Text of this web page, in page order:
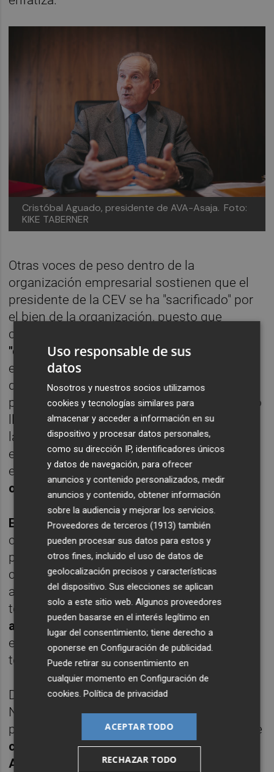
Cristóbal Aguado, presidente de AVA-Asaja. Foto:
KIKE TABERNER
Otras voces de peso dentro de la
organización empresarial sostienen que el
presidente de la CEV se ha "sacrificado" por
el bien de la organización, puesto que
consideran que Navarro
"casi toda seguridad"las próximas
elecciones, lo que podría haber
desencadenado en nuevas disputas
provinciales y sectoriales. De hecho, Navarro
llegó a admitir durante la rueda de prensa en
la que anunció su decisión que su intención
es "no replicar" la polarización que hay en la
esfera política."No quiero que peligre la
organización", llegó a decir.
Eva Blasco, presidenta de CEV Valencia,
considera que Navarro ha sido fiel al
propósito que ha tenido desde el principio
con la creación de la CEV como patronal
autonómica: trabajar en la cohesión
territorial y empresarial. "Ha demostrado
altura de miras
, ha visto que el trabajo de
estos ocho años podía irse al traste y ha
tomado la decisión en frío", señala Blasco.
Del mismo modo, fuentes del entorno de
Navarro explican que el punto de inflexión
para el actual dirigente patronal ha sido el de
calmar los ánimos especialmente en
Alicante
, donde Mazón no ha ocultado su
Uso responsable de sus
datos
Nosotros y nuestros socios utilizamos
cookies y tecnologías similares para
almacenar y acceder a información en su
dispositivo y procesar datos personales,
como su dirección IP, identificadores únicos
y datos de navegación, para ofrecer
anuncios y contenido personalizados, medir
anuncios y contenido, obtener información
sobre la audiencia y mejorar los servicios.
Proveedores de terceros (1913) también
pueden procesar sus datos para estos y
otros fines, incluido el uso de datos de
geolocalización precisos y características
del dispositivo. Sus elecciones se aplican
solo a este sitio web. Algunos proveedores
pueden basarse en el interés legítimo en
lugar del consentimiento; tiene derecho a
oponerse enConfiguración de publicidad
Puede retirar su consentimiento en
cualquier momento enConfiguración de
cookies .Política de privacidad
ACEPTAR TODO
RECHAZAR TODO